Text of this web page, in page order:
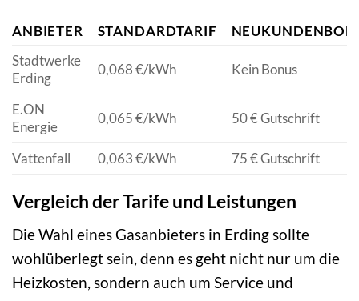
ANBIETER STANDARDTARIF
Stadtwerke
Erding
0,068 €/kWh Kein Bonus
E.ON
Energie
0,065 €/kWh 50 € Gutschrift
Vattenfall 0,063 €/kWh 75 € Gutschrift
Vergleich der Tarife und Leistungen
Die Wahl eines Gasanbieters in Erding sollte
wohlüberlegt sein, denn es geht nicht nur um die
Heizkosten, sondern auch um Service und